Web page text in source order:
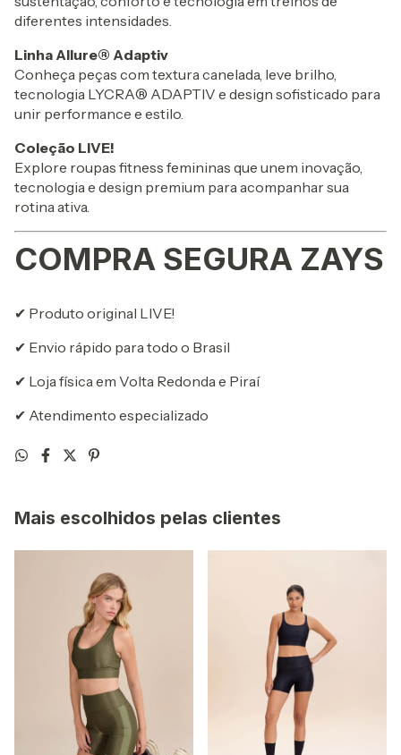
diferentes intensidades.
Linha Allure® Adaptiv
Conheça peças com textura canelada, leve brilho,
tecnologia LYCRA® ADAPTIV e design sofisticado para
unir performance e estilo.
Coleção LIVE!
Explore roupas fitness femininas que unem inovação,
tecnologia e design premium para acompanhar sua
rotina ativa.
COMPRA SEGURA ZAYS
✔ Produto original LIVE!
✔ Envio rápido para todo o Brasil
✔ Loja física em Volta Redonda e Piraí
✔ Atendimento especializado
Mais escolhidos pelas clientes